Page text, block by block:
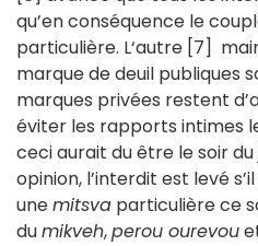
qu’en conséquence le
particulière. L‘autre [7]
marque de deuil publiques
marques privées restent
éviter les rapports intimes
ceci aurait du être le soir
opinion, l’interdit est levé
unemitsva particulière ce
dumikveh,perou ourevou